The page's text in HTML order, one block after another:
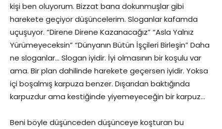
kişi ben oluyorum. Bizzat bana dokunmuşlar gibi
harekete geçiyor düşüncelerim. Sloganlar kafamda
uçuşuyor. “Direne Direne Kazanacağız” “Asla Yalnız
Yürümeyeceksin” “Dünyanın Bütün İşçileri Birleşin” Daha
ne sloganlar… Slogan iyidir. İyi olmasının bir koşulu var
ama. Bir plan dahilinde harekete geçersen iyidir. Yoksa
içi boşalmış karpuza benzer. Dışarıdan baktığında
karpuzdur ama kestiğinde yiyemeyeceğin bir karpuz…
Beni böyle düşünceden düşünceye koşturan bu